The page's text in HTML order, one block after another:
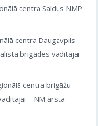
centra Saldus NMP
centra Daugavpils
brigādes vadītājai –
centra brigāžu
– NM ārsta